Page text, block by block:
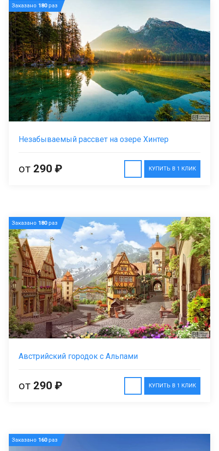
Заказано 180раз
Незабываемый рассвет на озере Хинтер
КУПИТЬ В 1 КЛИК
от 290 ₽
Заказано 180раз
Австрийский городок с Альпами
КУПИТЬ В 1 КЛИК
от 290 ₽
Заказано 160раз